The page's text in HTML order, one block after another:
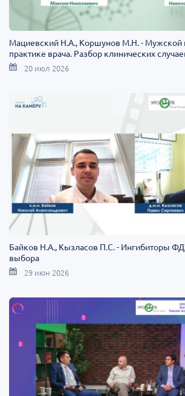
Мациевский Н.А., Коршунов М.Н. - Мужской
практике врача. Разбор клинических
20 июл 2026
Байков Н.А., Кызласов П.C. - Ингибиторы
выбора
29 июн 2026